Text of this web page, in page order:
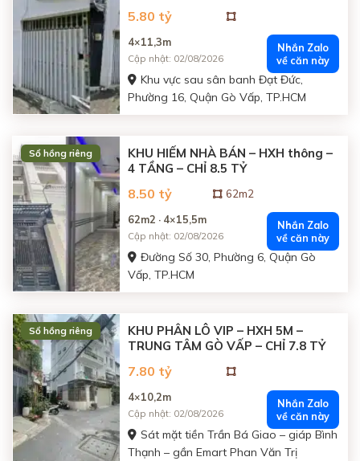
5.80 tỷ
4×11,3m
Cập nhật: 02/08/2026
Nhắn Zalo
về căn này
Khu vực sau sân banh Đạt Đức,
Phường 16, Quận Gò Vấp, TP.HCM
Sổ hồng riêng
KHU HIẾM NHÀ BÁN – HXH thông –
4 TẦNG – CHỈ 8.5 TỶ
8.50 tỷ
62m2
62m2 · 4×15,5m
Cập nhật: 02/08/2026
Nhắn Zalo
về căn này
Đường Số 30, Phường 6, Quận Gò
Vấp, TP.HCM
Sổ hồng riêng
KHU PHÂN LÔ VIP – HXH 5M –
TRUNG TÂM GÒ VẤP – CHỈ 7.8 TỶ
7.80 tỷ
4×10,2m
Cập nhật: 02/08/2026
Nhắn Zalo
về căn này
Sát mặt tiền Trần Bá Giao – giáp Bình
Thạnh – gần Emart Phan Văn Trị